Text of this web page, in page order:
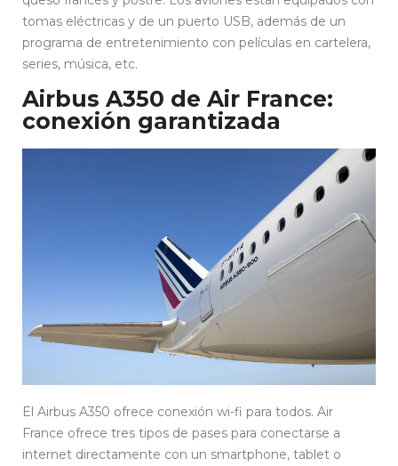
tomas eléctricas y de un puerto USB, además de un
programa de entretenimiento con películas en cartelera,
series, música, etc.
Airbus A350 de Air France:
conexión garantizada
El Airbus A350 ofrece conexión wi-fi para todos. Air
France ofrece tres tipos de pases para conectarse a
internet directamente con un smartphone, tablet o